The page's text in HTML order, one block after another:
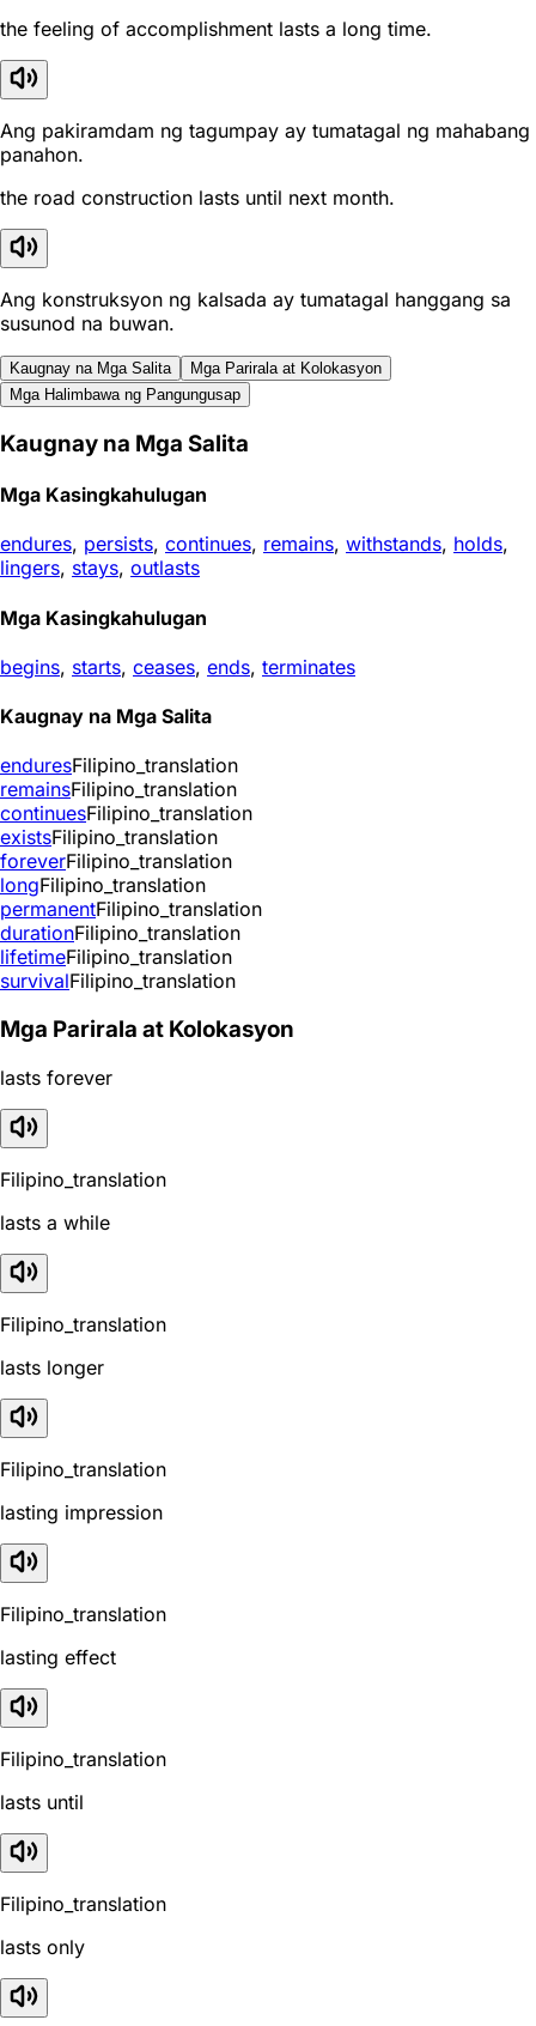
the feeling of accomplishment lasts a long time.
Ang pakiramdam ng tagumpay ay tumatagal ng mahabang
panahon.
the road construction lasts until next month.
Ang konstruksyon ng kalsada ay tumatagal hanggang sa
susunod na buwan.
Kaugnay na Mga Salita
Mga Parirala at Kolokasyon
Mga Halimbawa ng Pangungusap
Kaugnay na Mga Salita
Mga Kasingkahulugan
endures, persists, continues, remains, withstands, holds,
lingers, stays, outlasts
Mga Kasingkahulugan
begins, starts, ceases, ends, terminates
Kaugnay na Mga Salita
enduresFilipino_translation
remainsFilipino_translation
continuesFilipino_translation
existsFilipino_translation
foreverFilipino_translation
longFilipino_translation
permanentFilipino_translation
durationFilipino_translation
lifetimeFilipino_translation
survivalFilipino_translation
Mga Parirala at Kolokasyon
lasts forever
Filipino_translation
lasts a while
Filipino_translation
lasts longer
Filipino_translation
lasting impression
Filipino_translation
lasting effect
Filipino_translation
lasts until
Filipino_translation
lasts only